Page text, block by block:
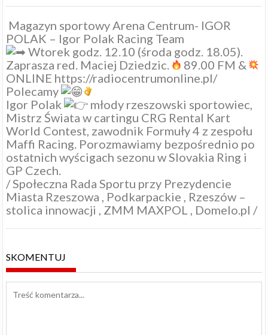
Magazyn sportowy Arena Centrum- IGOR
POLAK – Igor Polak Racing Team
Wtorek godz. 12.10 (środa godz. 18.05).
Zaprasza red. Maciej Dziedzic.
89.00 FM &
ONLINE https://radiocentrumonline.pl/
Polecamy
Igor Polak
młody rzeszowski sportowiec,
Mistrz Świata w cartingu CRG Rental Kart
World Contest, zawodnik Formuły 4 z zespołu
Maffi Racing. Porozmawiamy bezpośrednio po
ostatnich wyścigach sezonu w Slovakia Ring i
GP Czech.
/Społeczna Rada Sportu przy Prezydencie
Miasta Rzeszowa , Podkarpackie , Rzeszów –
stolica innowacji , ZMM MAXPOL , Domelo.pl /
SKOMENTUJ